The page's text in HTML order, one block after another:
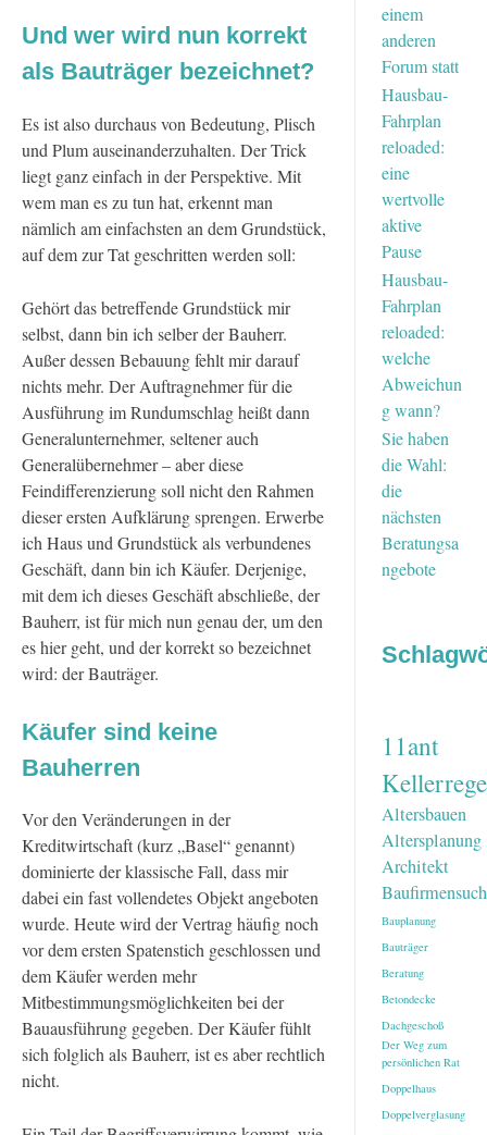
Und wer wird nun korrekt
als Bauträger bezeichnet?
Es ist also durchaus von Bedeutung, Plisch
und Plum auseinanderzuhalten. Der Trick
liegt ganz einfach in der Perspektive. Mit
wem man es zu tun hat, erkennt man
nämlich am einfachsten an dem Grundstück,
auf dem zur Tat geschritten werden soll:
Gehört das betreffende Grundstück mir
selbst, dann bin ich selber der Bauherr.
Außer dessen Bebauung fehlt mir darauf
nichts mehr. Der Auftragnehmer für die
Ausführung im Rundumschlag heißt dann
Generalunternehmer, seltener auch
Generalübernehmer – aber diese
Feindifferenzierung soll nicht den Rahmen
dieser ersten Aufklärung sprengen. Erwerbe
ich Haus und Grundstück als verbundenes
Geschäft, dann bin ich Käufer. Derjenige,
mit dem ich dieses Geschäft abschließe, der
Bauherr, ist für mich nun genau der, um den
es hier geht, und der korrekt so bezeichnet
wird: der Bauträger.
Käufer sind keine
Bauherren
Vor den Veränderungen in der
Kreditwirtschaft (kurz „Basel“ genannt)
dominierte der klassische Fall, dass mir
dabei ein fast vollendetes Objekt angeboten
wurde. Heute wird der Vertrag häufig noch
vor dem ersten Spatenstich geschlossen und
dem Käufer werden mehr
Mitbestimmungsmöglichkeiten bei der
Bauausführung gegeben. Der Käufer fühlt
sich folglich als Bauherr, ist es aber rechtlich
nicht.
einem
anderen
Forum statt
Hausbau-
Fahrplan
reloaded:
eine
wertvolle
aktive
Pause
Hausbau-
Fahrplan
reloaded:
welche
Abweichun
g wann?
Sie haben
die Wahl:
die
nächsten
Beratungsa
ngebote
11ant
Altersbauen
Altersplanung
Architekt
Bauplanung
Bauträger
Beratung
Betondecke
Dachgeschoß
Der Weg zum
persönlichen Rat
Doppelhaus
Doppelverglasung